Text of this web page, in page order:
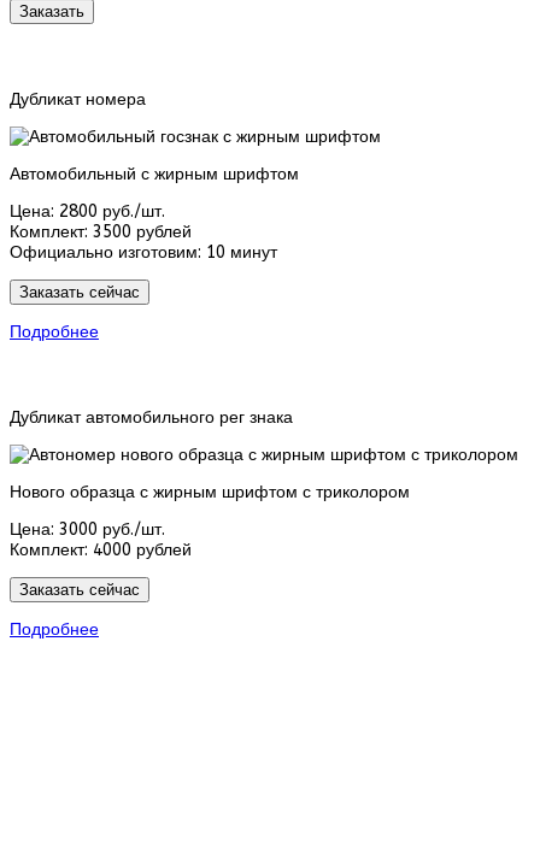
Заказать
Дубликат номера
Автомобильный с жирным шрифтом
Цена: 2800 руб./шт.
Комплект: 3500 рублей
Официально изготовим: 10 минут
Заказать сейчас
Подробнее
Дубликат автомобильного рег знака
Нового образца с жирным шрифтом с триколором
Цена: 3000 руб./шт.
Комплект: 4000 рублей
Заказать сейчас
Подробнее